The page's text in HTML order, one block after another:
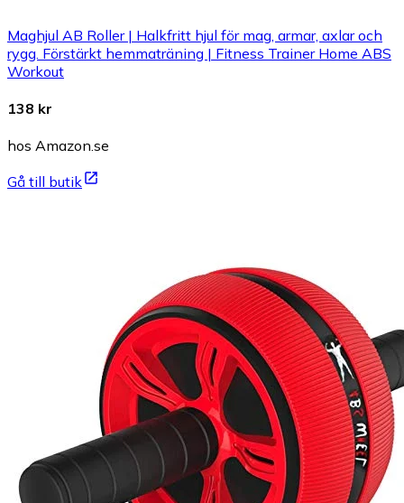
Maghjul AB Roller | Halkfritt hjul för mag, armar, axlar och
rygg. Förstärkt hemmaträning | Fitness Trainer Home ABS
Workout
138 kr
hos Amazon.se
Gå till butik